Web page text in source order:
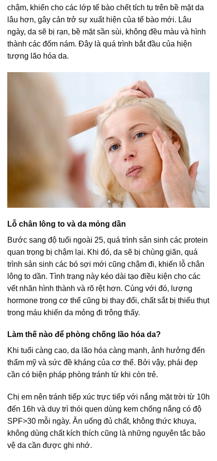
chậm, khiến cho các lớp tế bào chết tích tụ trên bề mặt da
lâu hơn, gây cản trở sự xuất hiện của tế bào mới. Lâu
ngày, da sẽ bị rạn, bề mặt sần sùi, không đều màu và hình
thành các đốm nám. Đây là quá trình bắt đầu của hiện
tượng lão hóa da.
Lỗ chân lông to và da mỏng dần
Bước sang độ tuổi ngoài 25, quá trình sản sinh các protein
quan trọng bị chậm lại. Khi đó, da sẽ bị chùng giãn, quá
trình sản sinh các bó sợi mới cũng chậm đi, khiến lỗ chân
lông to dần. Tình trạng này kéo dài tạo điều kiện cho các
vết nhăn hình thành và rõ rệt hơn. Cùng với đó, lượng
hormone trong cơ thể cũng bị thay đổi, chất sắt bị thiếu thụt
trong máu khiến da mỏng đi trông thấy.
Làm thế nào để phòng chống lão hóa da?
Khi tuổi càng cao, da lão hóa càng mạnh, ảnh hưởng đến
thẩm mỹ và sức đề kháng của cơ thể. Bởi vậy, phái đẹp
cần có biện pháp phòng tránh từ khi còn trẻ.
Chị em nên tránh tiếp xúc trực tiếp với nắng mặt trời từ 10h
đến 16h và duy trì thói quen dùng kem chống nắng có độ
SPF>30 mỗi ngày. Ăn uống đủ chất, không thức khuya,
không dùng chất kích thích cũng là những nguyên tắc bảo
vệ da cần được ghi nhớ.